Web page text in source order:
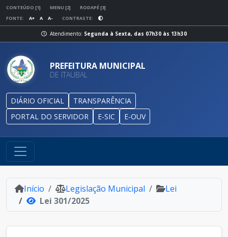
CONTEÚDO [1] MENU [2]
RODAPÉ [3]
FONTE:
A+ A A- CONTRASTE:
Atendimento: Segunda à Sexta, das 07h30 às 13h30
PREFEITURA MUNICIPAL
DE ITAUBAL
DIÁRIO OFICIAL
TRANSPARÊNCIA
PORTAL DO SERVIDOR
E-SIC E-OUV
Início Legislação Municipal
Lei
Lei 301/2025